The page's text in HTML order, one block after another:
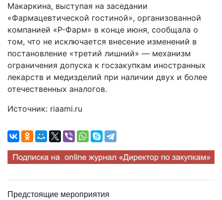
Макаркина, выступая на заседании
«Фармацевтической гостиной», организованной
компанией «Р-Фарм» в конце июня, сообщала о
том, что не исключается внесение изменений в
постановление «третий лишний» — механизм
ограничения допуска к госзакупкам иностранных
лекарств и медизделий при наличии двух и более
отечественных аналогов.
Источник: riaami.ru
Предстоящие мероприятия